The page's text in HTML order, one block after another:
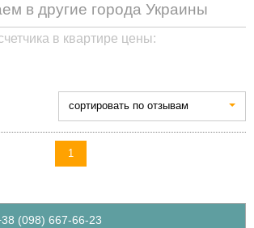
в другие города Украины
в квартире цены:
cортировать по отзывам
1
(098) 667-66-23